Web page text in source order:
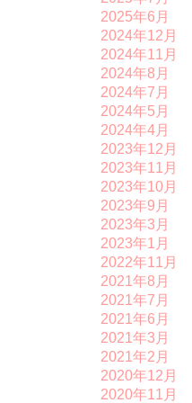
2025年6月
2024年12月
2024年11月
2024年8月
2024年7月
2024年5月
2024年4月
2023年12月
2023年11月
2023年10月
2023年9月
2023年3月
2023年1月
2022年11月
2021年8月
2021年7月
2021年6月
2021年3月
2021年2月
2020年12月
2020年11月